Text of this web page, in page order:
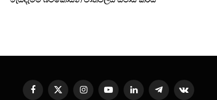
FacebookX
InstagramYouTubeLinkedInTelegramVKontakte